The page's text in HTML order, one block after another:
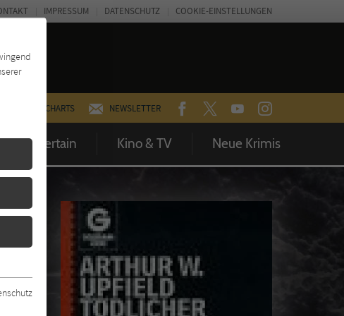
CHARTS NEWSLETTER FACEBOOKTWITTERYOUTUBEINSTAGRAM
Entertain Kino & TV Neue Krimis
IMPRESSUM DATENSCHUTZ COOKIE-EINSTELLUNGEN